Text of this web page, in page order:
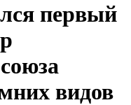
первый
видов